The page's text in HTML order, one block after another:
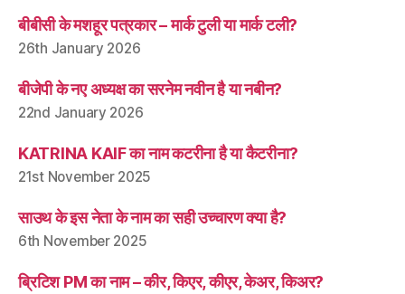
बीबीसी के मशहूर पत्रकार – मार्क टुली या मार्क टली?
26th January 2026
बीजेपी के नए अध्यक्ष का सरनेम नवीन है या नबीन?
22nd January 2026
KATRINA KAIF का नाम कटरीना है या कैटरीना?
21st November 2025
साउथ के इस नेता के नाम का सही उच्चारण क्या है?
6th November 2025
ब्रिटिश PM का नाम – कीर, किएर, कीएर, केअर, किअर?